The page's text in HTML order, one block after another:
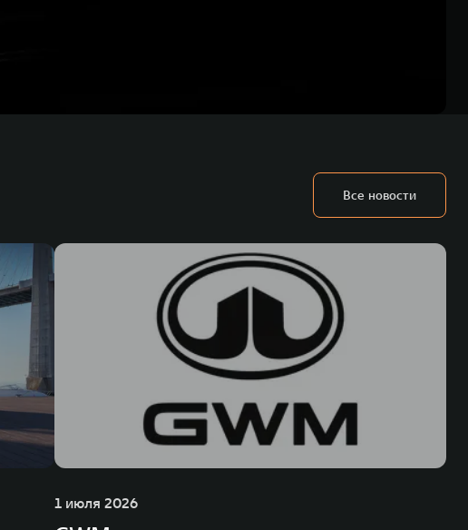
Все новости
1 июля 2026